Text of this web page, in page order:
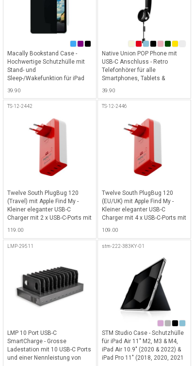
Macally Bookstand Case -
Hochwertige Schutzhülle mit
Stand- und
Sleep-/Wakefunktion für iPad
transparenter Rückseite und
genialer Apple Pencil
39.90
Native Union POP Phone mit
USB-C Anschluss - Retro
Telefonhörer für alle
Smartphones, Tablets &
ideal für klare Gespräche mit
hochwertigem Mikrofon &
Videoanrufe & Online-
Meetings) - Black
39.90
TS-12-2442
Twelve South PlugBug 120
(Travel) mit Apple Find My -
Kleiner eleganter USB-C
Charger mit 2 x USB-C-Ports mit
Netzwerk für alle iOS Geräte
119.00
TS-12-2446
Twelve South PlugBug 120
(EU/UK) mit Apple Find My -
Kleiner eleganter USB-C
Charger mit 4 x USB-C-Ports mit
Netzwerk für alle iOS Geräte -
109.00
LMP-29511
LMP 10 Port USB-C
SmartCharge - Grosse
Ladestation mit 10 USB-C Ports
und einer Nennleistung von
stm-222-383KY-01
STM Studio Case - Schutzhülle
für iPad Air 11" M2, M3 & M4,
iPad Air 10.9" (2020 & 2022) &
iPad Pro 11" (2018, 2020, 2021